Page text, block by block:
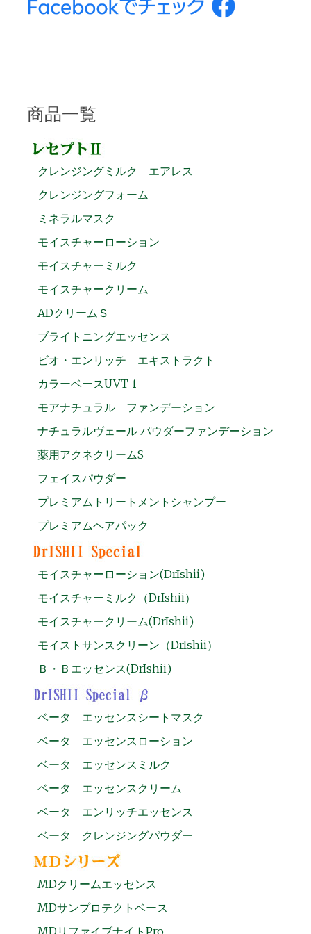
商品一覧
クレンジングミルク エアレス
クレンジングフォーム
ミネラルマスク
モイスチャーローション
モイスチャーミルク
モイスチャークリーム
ADクリームＳ
ブライトニングエッセンス
ビオ・エンリッチ エキストラクト
カラーベースUVT-f
モアナチュラル ファンデーション
ナチュラルヴェール パウダーファンデーション
薬用アクネクリームS
フェイスパウダー
プレミアムトリートメントシャンプー
プレミアムヘアパック
モイスチャーローション(DrIshii)
モイスチャーミルク（DrIshii）
モイスチャークリーム(DrIshii)
モイストサンスクリーン（DrIshii）
Ｂ・Ｂエッセンス(DrIshii)
ベータ エッセンスシートマスク
ベータ エッセンスローション
ベータ エッセンスミルク
ベータ エッセンスクリーム
ベータ エンリッチエッセンス
ベータ クレンジングパウダー
MDクリームエッセンス
MDサンプロテクトベース
MDリファイブナイトPro